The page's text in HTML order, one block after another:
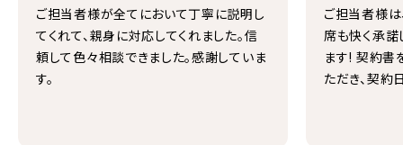
ご担当者様が全てにおいて丁寧に説明し
てくれて、親身に対応してくれました。信
頼して色々相談できました。感謝していま
す。
ご担当者様
席も快く承諾
ます! 契約書
ただき、契約